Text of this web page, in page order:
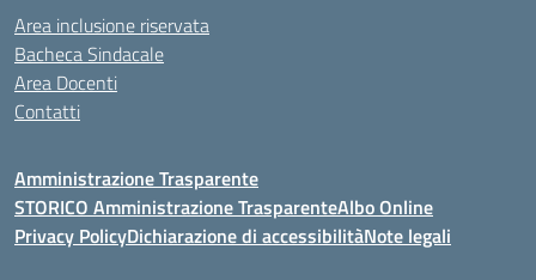
Area inclusione riservata
Bacheca Sindacale
Area Docenti
Contatti
Amministrazione Trasparente
STORICO Amministrazione TrasparenteAlbo Online
Privacy PolicyDichiarazione di accessibilitàNote legali